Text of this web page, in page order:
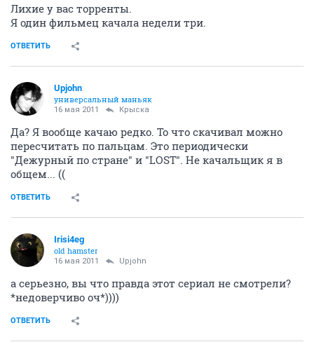
Лихие у вас торренты.
Я один фильмец качала недели три.
ОТВЕТИТЬ
Upjohn
универсальный маньяк
16 мая 2011 Крыска
Да? Я вообще качаю редко. То что скачивал можно
пересчитать по пальцам. Это периодически
"Дежурный по стране" и "LOST". Не качальщик я в
общем... ((
ОТВЕТИТЬ
Irisi4eg
old hamster
16 мая 2011 Upjohn
а серьезно, вы что правда этот сериал не смотрели?
*недоверчиво оч*))))
ОТВЕТИТЬ